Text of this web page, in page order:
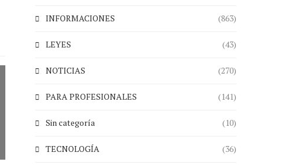
INFORMACIONES (863)
LEYES (43)
NOTICIAS (270)
PARA PROFESIONALES (141)
Sin categoría (10)
TECNOLOGÍA (36)